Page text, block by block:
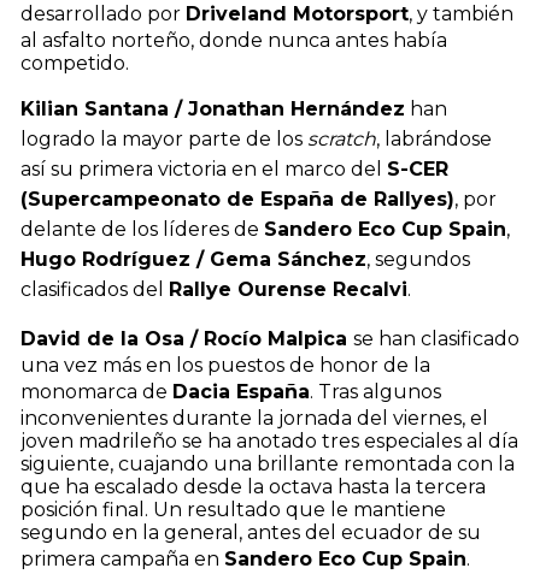
desarrollado por Driveland Motorsport, y también
al asfalto norteño, donde nunca antes había
competido.
Kilian Santana / Jonathan Hernández han
logrado la mayor parte de los scratch, labrándose
así su primera victoria en el marco del S-CER
(Supercampeonato de España de Rallyes), por
delante de los líderes de Sandero Eco Cup Spain,
Hugo Rodríguez / Gema Sánchez, segundos
clasificados del Rallye Ourense Recalvi.
David de la Osa / Rocío Malpica se han clasificado
una vez más en los puestos de honor de la
monomarca de Dacia España. Tras algunos
inconvenientes durante la jornada del viernes, el
joven madrileño se ha anotado tres especiales al día
siguiente, cuajando una brillante remontada con la
que ha escalado desde la octava hasta la tercera
posición final. Un resultado que le mantiene
segundo en la general, antes del ecuador de su
primera campaña en Sandero Eco Cup Spain.